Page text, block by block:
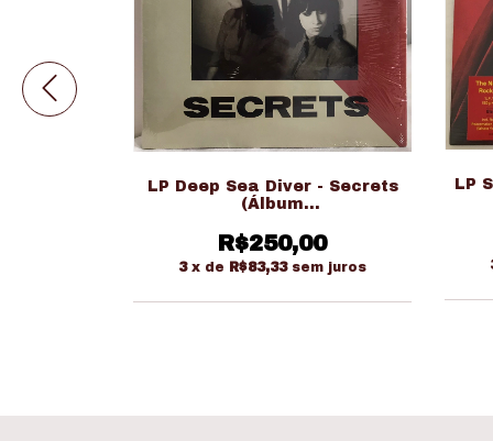
LP Deep Sea Diver - Secrets
(Álbum
R$250,00
3 x de R$83,33 sem juros
LP